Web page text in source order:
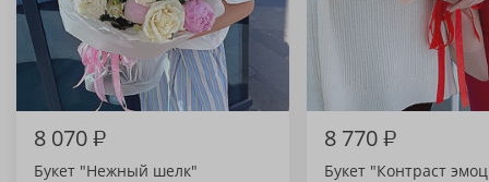
8 070₽
Букет "Нежный шелк"
8 770₽
Букет "Контраст